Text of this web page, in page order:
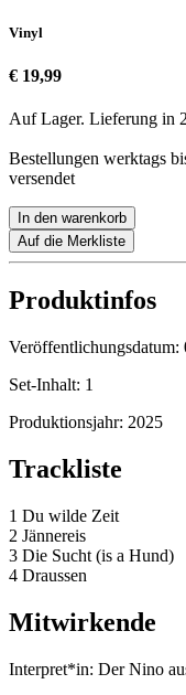
Vinyl
€ 19,99
Auf Lager. Lieferung in
Bestellungen werktags
versendet
In den warenkorb
Auf die Merkliste
Produktinfos
Veröffentlichungsdatum:
Set-Inhalt: 1
Produktionsjahr: 2025
Trackliste
1 Du wilde Zeit
2 Jännereis
3 Die Sucht (is a Hund)
4 Draussen
Mitwirkende
Interpret*in: Der Nino